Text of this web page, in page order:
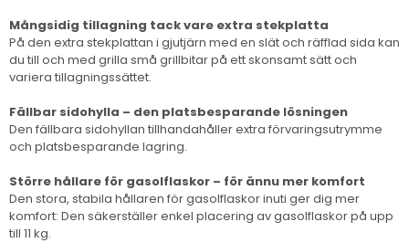
Mångsidig tillagning tack vare extra stekplatta
På den extra stekplattan i gjutjärn med en slät och räfflad sida kan
du till och med grilla små grillbitar på ett skonsamt sätt och
variera tillagningssättet.
Fällbar sidohylla – den platsbesparande lösningen
Den fällbara sidohyllan tillhandahåller extra förvaringsutrymme
och platsbesparande lagring.
Större hållare för gasolflaskor – för ännu mer komfort
Den stora, stabila hållaren för gasolflaskor inuti ger dig mer
komfort: Den säkerställer enkel placering av gasolflaskor på upp
till 11 kg.